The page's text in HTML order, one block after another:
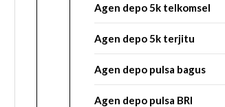
Agen depo 5k telkomsel
Agen depo 5k terjitu
Agen depo pulsa bagus
Agen depo pulsa BRI